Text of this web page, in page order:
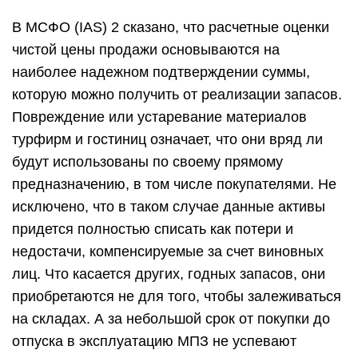
В МСФО (IAS) 2 сказано, что расчетные оценки
чистой цены продажи основываются на
наиболее надежном подтверждении суммы,
которую можно получить от реализации запасов.
Повреждение или устаревание материалов
турфирм и гостиниц означает, что они вряд ли
будут использованы по своему прямому
предназначению, в том числе покупателями. Не
исключено, что в таком случае данные активы
придется полностью списать как потери и
недостачи, компенсируемые за счет виновных
лиц. Что касается других, годных запасов, они
приобретаются не для того, чтобы залеживаться
на складах. А за небольшой срок от покупки до
отпуска в эксплуатацию МПЗ не успевают